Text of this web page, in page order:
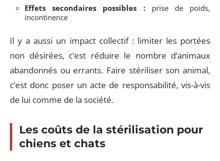
Effets secondaires possibles :prise de poids,
incontinence
Il y a aussi un impact collectif : limiter les portées
non désirées, c’est réduire le nombre d’animaux
abandonnés ou errants. Faire stériliser son animal,
c’est donc poser un acte de responsabilité, vis-à-vis
de lui comme de la société.
Les coûts de la stérilisation pour
chiens et chats